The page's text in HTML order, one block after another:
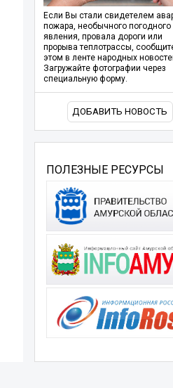
Если Вы стали свидетелем
пожара, необычного погодного
явления, провала дороги или
прорыва теплотрассы,
этом в ленте народных
Загружайте фотографии через
специальную форму.
ДОБАВИТЬ НОВОСТЬ
ПОЛЕЗНЫЕ РЕСУРСЫ